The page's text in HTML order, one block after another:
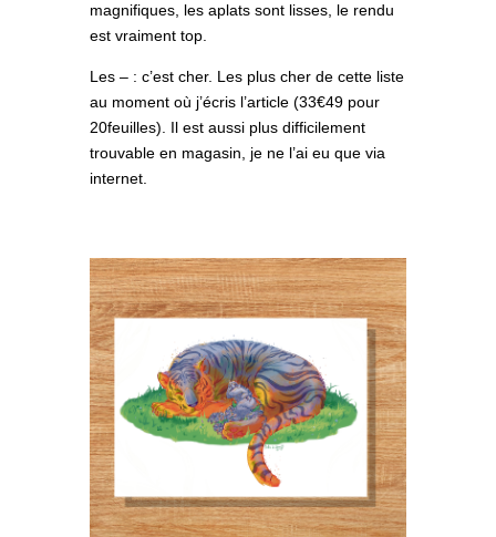
magnifiques, les aplats sont lisses, le rendu
est vraiment top.
Les – : c’est cher. Les plus cher de cette liste
au moment où j’écris l’article (33€49 pour
20feuilles). Il est aussi plus difficilement
trouvable en magasin, je ne l’ai eu que via
internet.